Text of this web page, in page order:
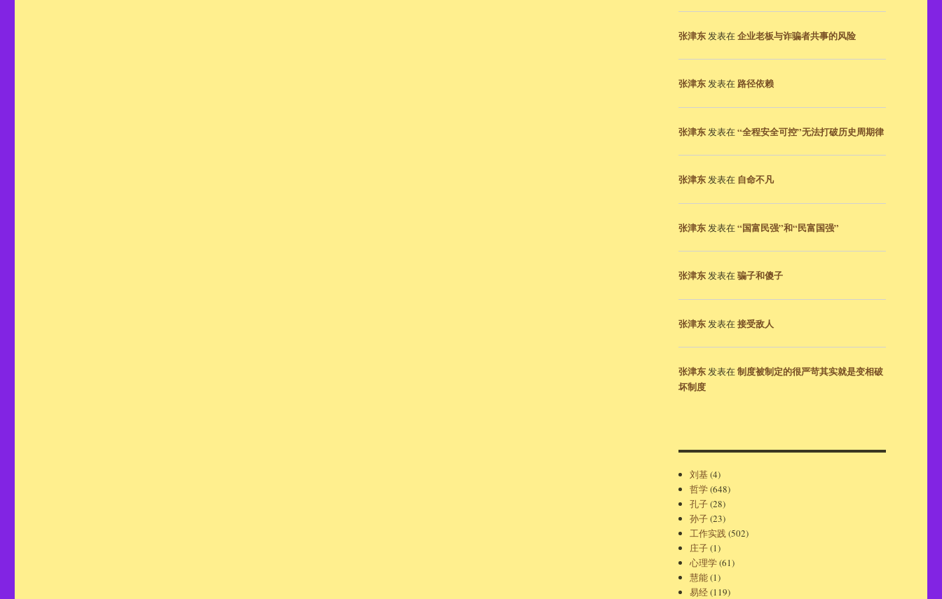
张津东发表在企业老板与诈骗者共事的风险
张津东发表在 路径依赖
张津东发表在“全程安全可控”无法打破历史周期律
张津东发表在 自命不凡
张津东发表在“国富民强”和“民富国强”
张津东发表在骗子和傻子
张津东发表在接受敌人
张津东发表在制度被制定的很严苛其实就是变相破
坏制度
刘基(4)
哲学(648)
孔子(28)
孙子(23)
工作实践(502)
庄子(1)
心理学(61)
慧能(1)
易经(119)